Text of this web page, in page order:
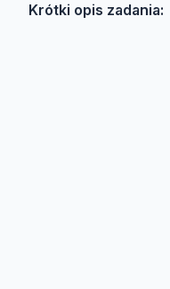
Krótki opis zadania: